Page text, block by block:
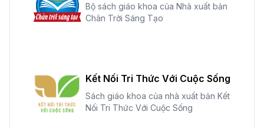
Bộ sách giáo khoa của Nhà xuất bản
Chân Trời Sáng Tạo
Kết Nối Tri Thức Với Cuộc Sống
Sách giáo khoa của nhà xuất bản Kết
Nối Tri Thức Với Cuộc Sống